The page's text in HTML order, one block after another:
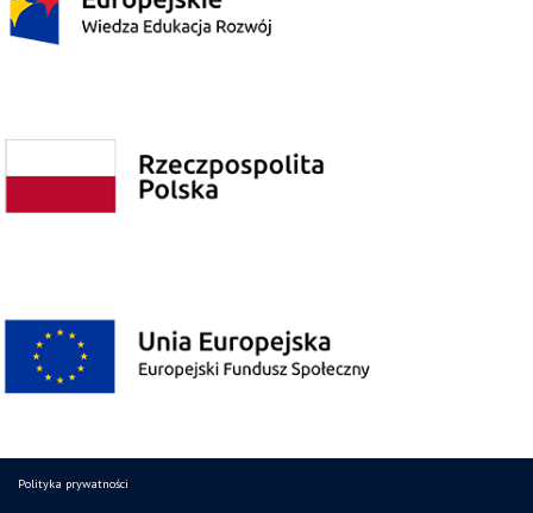
Polityka prywatności